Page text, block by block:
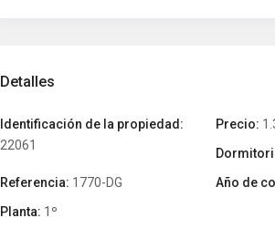
Detalles
Identificación de la propiedad:
22061
Precio:
Referencia: 1770-DG
Año de
Planta: 1º